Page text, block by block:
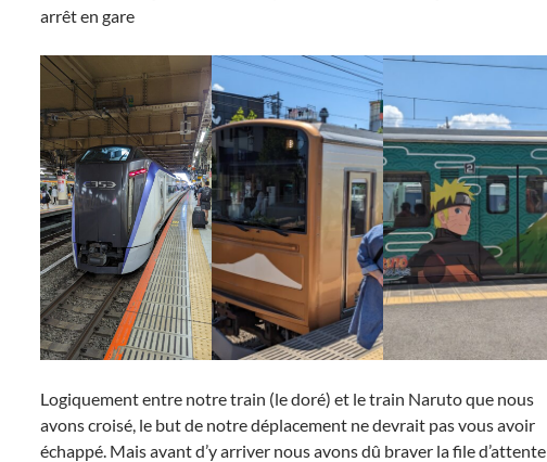
arrêt en gare
Logiquement entre notre train (le doré) et le train Naruto que nous
avons croisé, le but de notre déplacement ne devrait pas vous avoir
échappé. Mais avant d’y arriver nous avons dû braver la file d’attente